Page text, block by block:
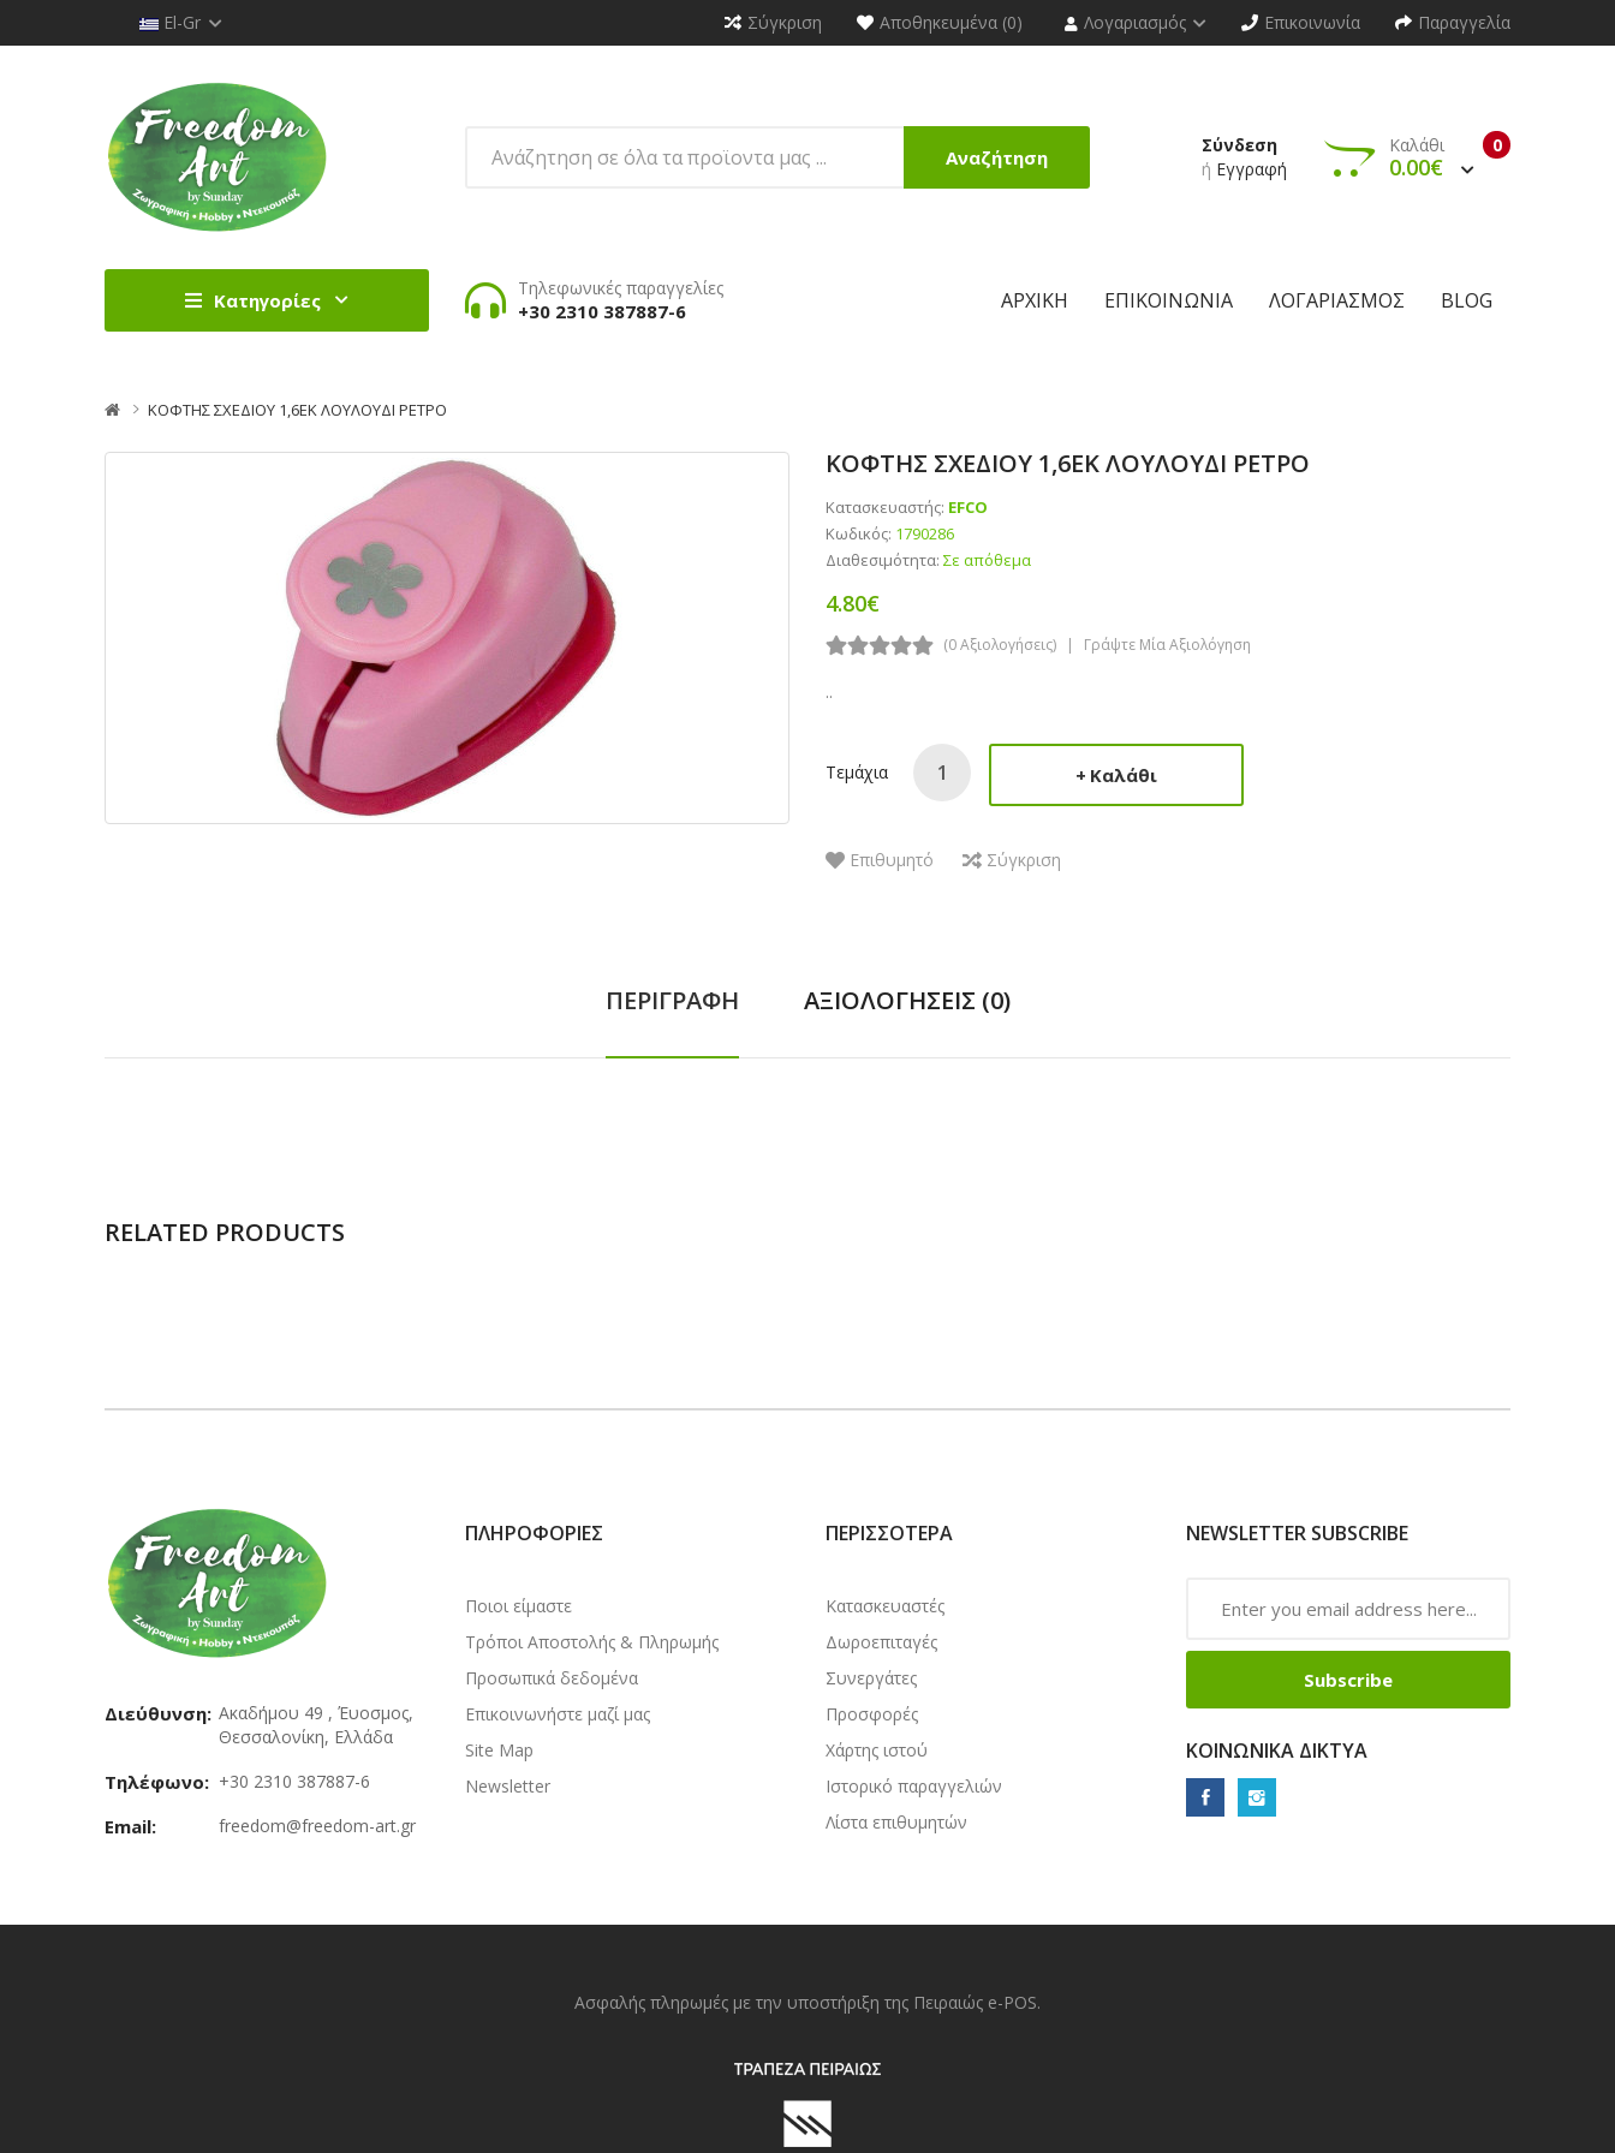
El-Gr Σύγκριση Αποθηκευμένα (0) Λογαριασμός Επικοινωνία Παραγγελία
Σύνδεση
ή Εγγραφή
0
Καλάθι
0.00€
Αναζήτηση
Κατηγορίες
Τηλεφωνικές παραγγελίες
+30 2310 387887-6 ΑΡΧΙΚΉ ΕΠΙΚΟΙΝΩΝΊΑ ΛΟΓΑΡΙΑΣΜΌΣ BLOG
ΚΟΦΤΗΣ ΣΧΕΔΙΟΥ 1,6ΕΚ ΛΟΥΛΟΥΔΙ ΡΕΤΡΟ
ΚΟΦΤΗΣ ΣΧΕΔΙΟΥ 1,6ΕΚ ΛΟΥΛΟΥΔΙ ΡΕΤΡΟ
Κατασκευαστής: EFCO
Κωδικός: 1790286
Διαθεσιμότητα: Σε απόθεμα
4.80€
(0 Αξιολογήσεις) Γράψτε Μία Αξιολόγηση
..
Τεμάχια Καλάθι
Επιθυμητό Σύγκριση
ΠΕΡΙΓΡΑΦΉ ΑΞΙΟΛΟΓΉΣΕΙΣ (0)
RELATED PRODUCTS
Διεύθυνση: Ακαδήμου 49 , Έυοσμος,
Θεσσαλονίκη, Ελλάδα
Τηλέφωνο: +30 2310 387887-6
Email: freedom@freedom-art.gr
ΠΛΗΡΟΦΟΡΊΕΣ
Ποιοι είμαστε
Τρόποι Αποστολής & Πληρωμής
Προσωπικά δεδομένα
Επικοινωνήστε μαζί μας
Site Map
Newsletter
ΠΕΡΙΣΣΌΤΕΡΑ
Κατασκευαστές
Δωροεπιταγές
Συνεργάτες
Προσφορές
Χάρτης ιστού
Ιστορικό παραγγελιών
Λίστα επιθυμητών
NEWSLETTER SUBSCRIBE
Subscribe
ΚΟΙΝΩΝΙΚΆ ΔΊΚΤΥΑ
Ασφαλής πληρωμές με την υποστήριξη της Πειραιώς e-POS.